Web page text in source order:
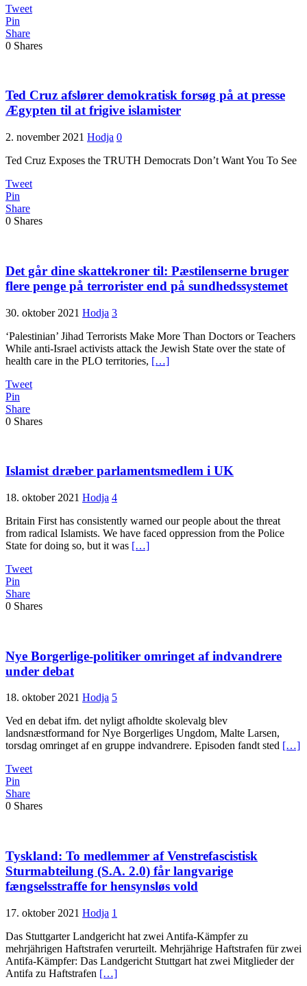
Tweet
Pin
Share
0 Shares
Ted Cruz afslører demokratisk forsøg på at presse
Ægypten til at frigive islamister
2. november 2021 Hodja 0
Ted Cruz Exposes the TRUTH Democrats Don’t Want You To See
Tweet
Pin
Share
0 Shares
Det går dine skattekroner til: Pæstilenserne bruger
flere penge på terrorister end på sundhedssystemet
30. oktober 2021 Hodja 3
‘Palestinian’ Jihad Terrorists Make More Than Doctors or Teachers
While anti-Israel activists attack the Jewish State over the state of
health care in the PLO territories, […]
Tweet
Pin
Share
0 Shares
Islamist dræber parlamentsmedlem i UK
18. oktober 2021 Hodja 4
Britain First has consistently warned our people about the threat
from radical Islamists. We have faced oppression from the Police
State for doing so, but it was […]
Tweet
Pin
Share
0 Shares
Nye Borgerlige-politiker omringet af indvandrere
under debat
18. oktober 2021 Hodja 5
Ved en debat ifm. det nyligt afholdte skolevalg blev
landsnæstformand for Nye Borgerliges Ungdom, Malte Larsen,
torsdag omringet af en gruppe indvandrere. Episoden fandt sted […]
Tweet
Pin
Share
0 Shares
Tyskland: To medlemmer af Venstrefascistisk
Sturmabteilung (S.A. 2.0) får langvarige
fængselsstraffe for hensynsløs vold
17. oktober 2021 Hodja 1
Das Stuttgarter Landgericht hat zwei Antifa-Kämpfer zu
mehrjährigen Haftstrafen verurteilt. Mehrjährige Haftstrafen für zwei
Antifa-Kämpfer: Das Landgericht Stuttgart hat zwei Mitglieder der
Antifa zu Haftstrafen […]